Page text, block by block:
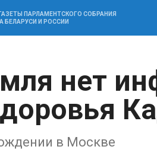
ПАРЛАМЕНТСКОГО СОБРАНИЯ
БЕЛАРУСИ И РОССИИ
нет
в Москве